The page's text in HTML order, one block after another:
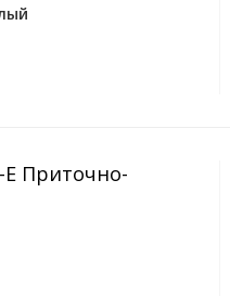
E Приточно-